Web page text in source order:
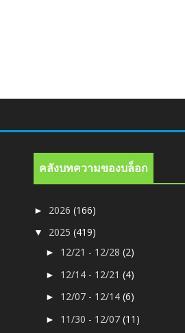
คลังบทความของบล็อก
► 2026(166)
▼ 2025(419)
► 12/21 - 12/28(2)
► 12/14 - 12/21(4)
► 12/07 - 12/14(6)
► 11/30 - 12/07(11)